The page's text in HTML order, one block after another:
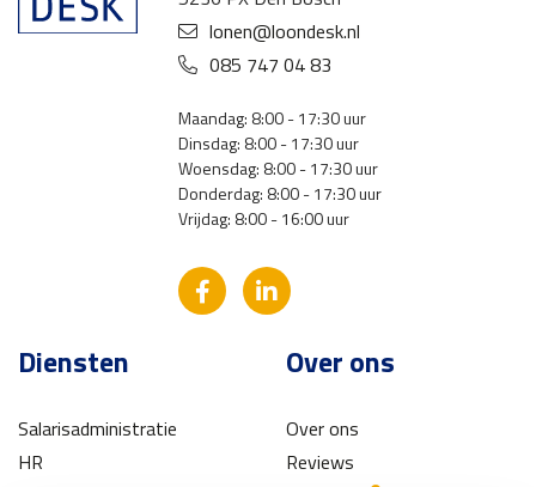
lonen@loondesk.nl
085 747 04 83
Maandag: 8:00 - 17:30 uur
Dinsdag: 8:00 - 17:30 uur
Woensdag: 8:00 - 17:30 uur
Donderdag: 8:00 - 17:30 uur
Vrijdag: 8:00 - 16:00 uur
Diensten
Salarisadministratie
HR
Over ons
Over ons
Reviews